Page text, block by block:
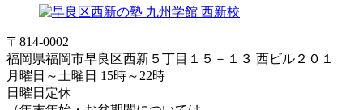
〒814-0002
福岡県福岡市早良区西新５丁目１５－１３ 西ビル２０１
月曜日～土曜日 15時～22時
日曜日定休